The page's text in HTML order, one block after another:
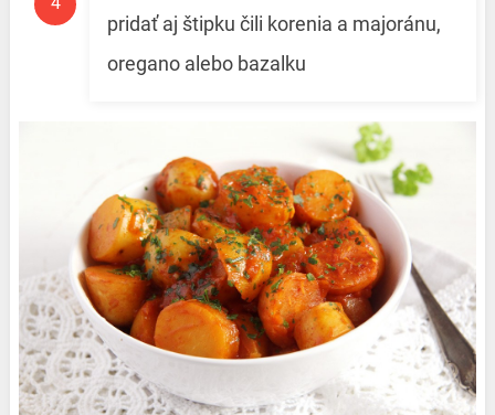
pridať aj štipku čili korenia a majoránu,
oregano alebo bazalku